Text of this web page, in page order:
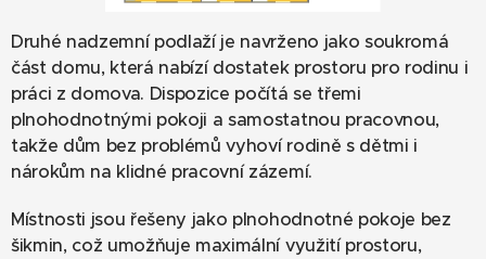
Druhé nadzemní podlaží je navrženo jako soukromá
část domu, která nabízí dostatek prostoru pro rodinu i
práci z domova. Dispozice počítá se třemi
plnohodnotnými pokoji a samostatnou pracovnou,
takže dům bez problémů vyhoví rodině s dětmi i
nárokům na klidné pracovní zázemí.
Místnosti jsou řešeny jako plnohodnotné pokoje bez
šikmin, což umožňuje maximální využití prostoru,